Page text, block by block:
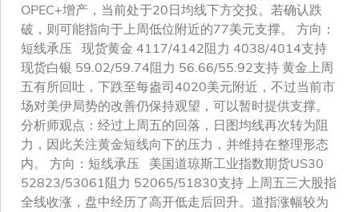
OPEC+增产，当前处于20日均线下方交投。若确认跌
破，则可能指向于上周低位附近的77美元支撑。 方向：
短线承压 现货黄金 4117/4142阻力 4038/4014支持
现货白银 59.02/59.74阻力 56.66/55.92支持 黄金上周
五有所回吐，下跌至每盎司4020美元附近，不过当前市
场对美伊局势的改善仍保持观望，可以暂时提供支撑。
分析师观点：经过上周五的回落，日图均线再次转为阻
力，因此关注黄金短线向下的压力，并维持在整理形态
内。 方向：短线承压 美国道琼斯工业指数期货US30
52823/53061阻力 52065/51830支持 上周五三大股指
全线收涨，盘中经历了高开低走后回升。道指涨幅较为